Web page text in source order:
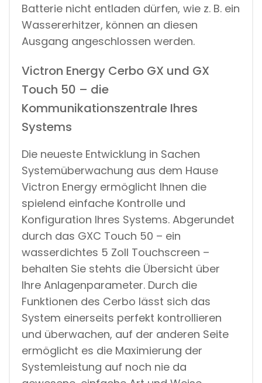
Batterie nicht entladen dürfen, wie z. B. ein
Wassererhitzer, können an diesen
Ausgang angeschlossen werden.
Victron Energy Cerbo GX und GX
Touch 50 – die
Kommunikationszentrale Ihres
Systems
Die neueste Entwicklung in Sachen
Systemüberwachung aus dem Hause
Victron Energy ermöglicht Ihnen die
spielend einfache Kontrolle und
Konfiguration Ihres Systems. Abgerundet
durch das GXC Touch 50 – ein
wasserdichtes 5 Zoll Touchscreen –
behalten Sie stehts die Übersicht über
Ihre Anlagenparameter. Durch die
Funktionen des Cerbo lässt sich das
System einerseits perfekt kontrollieren
und überwachen, auf der anderen Seite
ermöglicht es die Maximierung der
Systemleistung auf noch nie da